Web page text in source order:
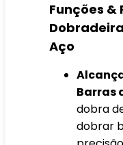
Funções &
Aço
Barras
dobra
dobrar